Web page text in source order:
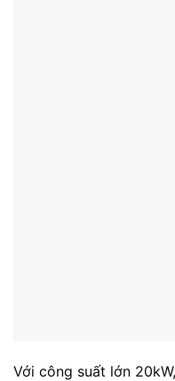
Với công suất lớn